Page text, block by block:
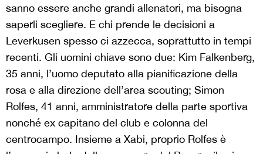
sanno essere anche grandi allenatori, ma bisogna
saperli scegliere. E chi prende le decisioni a
Leverkusen spesso ci azzecca, soprattutto in tempi
recenti. Gli uomini chiave sono due: Kim Falkenberg,
35 anni, l’uomo deputato alla pianificazione della
rosa e alla direzione dell’area scouting; Simon
Rolfes, 41 anni, amministratore della parte sportiva
nonché ex capitano del club e colonna del
centrocampo. Insieme a Xabi, proprio Rolfes è